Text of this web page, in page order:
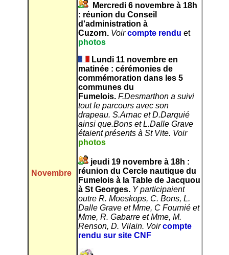
Novembre
Mercredi 6 novembre à 18h
: réunion du Conseil
d'administration à
Cuzorn. Voir compte rendu et
photos
Lundi 11 novembre en
matinée : cérémonies de
commémoration dans les 5
communes du
Fumelois. F.Desmarthon a suivi
tout le parcours avec son
drapeau. S.Arnac et D.Darquié
ainsi que.Bons et L.Dalle Grave
étaient présents à St Vite. Voir
photos
jeudi 19 novembre à 18h :
réunion du Cercle nautique du
Fumelois à la Table de Jacquou
à St Georges. Y participaient
outre R. Moeskops, C. Bons, L.
Dalle Grave et Mme, C Fournié et
Mme, R. Gabarre et Mme, M.
Renson, D. Vilain. Voircompte
rendu sur site CNF